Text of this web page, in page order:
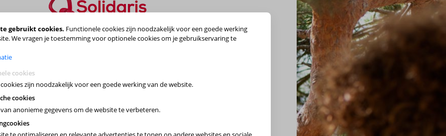
Maak je keuze
gebruikt cookies. Functionele cookies zijn noodzakelijk voor een goede werking
We vragen je toestemming voor optionele cookies om je gebruikservaring te
cookies
zijn noodzakelijk voor een goede werking van de website.
cookies
anonieme gegevens om de website te verbeteren.